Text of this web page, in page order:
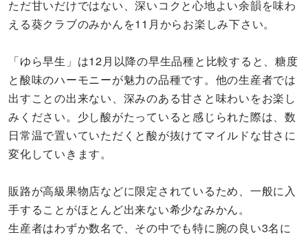
ただ甘いだけではない、深いコクと心地よい余韻を味わ
える葵クラブのみかんを11月からお楽しみ下さい。
「ゆら早生」は12月以降の早生品種と比較すると、糖度
と酸味のハーモニーが魅力の品種です。他の生産者では
出すことの出来ない、深みのある甘さと味わいをお楽し
みください。少し酸がたっていると感じられた際は、数
日常温で置いていただくと酸が抜けてマイルドな甘さに
変化していきます。
販路が高級果物店などに限定されているため、一般に入
手することがほとんど出来ない希少なみかん。
生産者はわずか数名で、その中でも特に腕の良い3名に